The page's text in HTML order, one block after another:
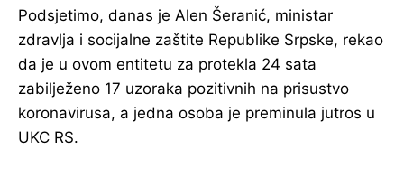
Podsjetimo, danas je Alen Šeranić, ministar
zdravlja i socijalne zaštite Republike Srpske, rekao
da je u ovom entitetu za protekla 24 sata
zabilježeno 17 uzoraka pozitivnih na prisustvo
koronavirusa, a jedna osoba je preminula jutros u
UKC RS.